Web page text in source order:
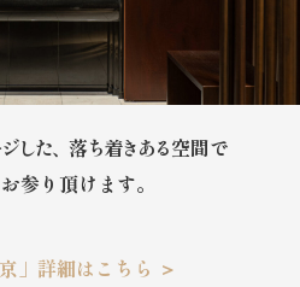
した、落ち着きある空間で
参り頂けます。
」詳細はこちら ＞